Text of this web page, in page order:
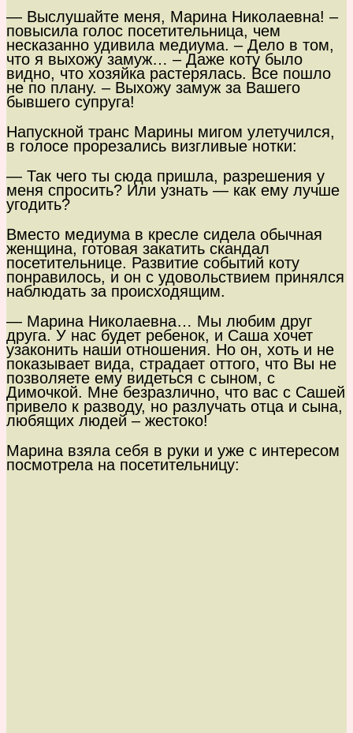
— Выслушайте меня, Марина Николаевна! –
повысила голос посетительница, чем
несказанно удивила медиума. – Дело в том,
что я выхожу замуж… – Даже коту было
видно, что хозяйка растерялась. Все пошло
не по плану. – Выхожу замуж за Вашего
бывшего супруга!
Напускной транс Марины мигом улетучился,
в голосе прорезались визгливые нотки:
— Так чего ты сюда пришла, разрешения у
меня спросить? Или узнать — как ему лучше
угодить?
Вместо медиума в кресле сидела обычная
женщина, готовая закатить скандал
посетительнице. Развитие событий коту
понравилось, и он с удовольствием принялся
наблюдать за происходящим.
— Марина Николаевна… Мы любим друг
друга. У нас будет ребенок, и Саша хочет
узаконить наши отношения. Но он, хоть и не
показывает вида, страдает оттого, что Вы не
позволяете ему видеться с сыном, с
Димочкой. Мне безразлично, что вас с Сашей
привело к разводу, но разлучать отца и сына,
любящих людей – жестоко!
Марина взяла себя в руки и уже с интересом
посмотрела на посетительницу: